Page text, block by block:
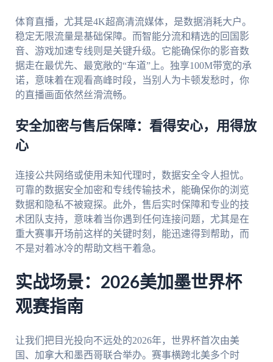
体育直播，尤其是4K超高清流媒体，是数据消耗大户。
稳定无限流量是基础保障。而智能分流和精选的回国影
音、游戏加速专线则是关键升级。它能确保你的影音数
据走在最优先、最宽敞的“车道”上。独享100M带宽的承
诺，意味着在观看高峰时段，当别人为卡顿发愁时，你
的直播画面依然丝滑流畅。
安全加密与售后保障：看得安心，用得放
心
连接公共网络或使用未知代理时，数据安全令人担忧。
可靠的数据安全加密和专线传输技术，能确保你的浏览
数据和隐私不被窥探。此外，售后实时保障和专业的技
术团队支持，意味着当你遇到任何连接问题，尤其是在
重大赛事开场前这样的关键时刻，能迅速得到帮助，而
不是对着冰冷的帮助文档干着急。
实战场景：2026美加墨世界杯
观赛指南
让我们把目光投向不远处的2026年，世界杯首次由美
国、加拿大和墨西哥联合举办。赛事横跨北美多个时